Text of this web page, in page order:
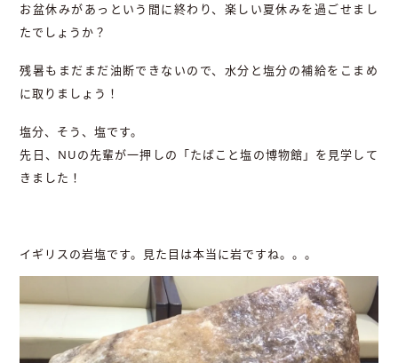
お盆休みがあっという間に終わり、楽しい夏休みを過ごせまし
たでしょうか？
残暑もまだまだ油断できないので、水分と塩分の補給をこまめ
に取りましょう！
塩分、そう、塩です。
先日、NUの先輩が一押しの「たばこと塩の博物館」を見学して
きました！
イギリスの岩塩です。見た目は本当に岩ですね。。。